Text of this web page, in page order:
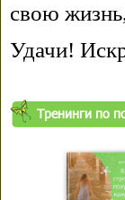
свою
Удачи!
Тренинги по